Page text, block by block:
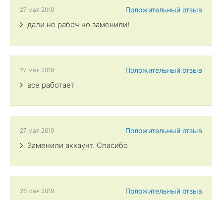
Положительный отзыв
27 мая 2019
дали не рабоч но заменили!
Положительный отзыв
27 мая 2019
все работает
Положительный отзыв
27 мая 2019
Заменили аккаунт. Спасибо
Положительный отзыв
26 мая 2019